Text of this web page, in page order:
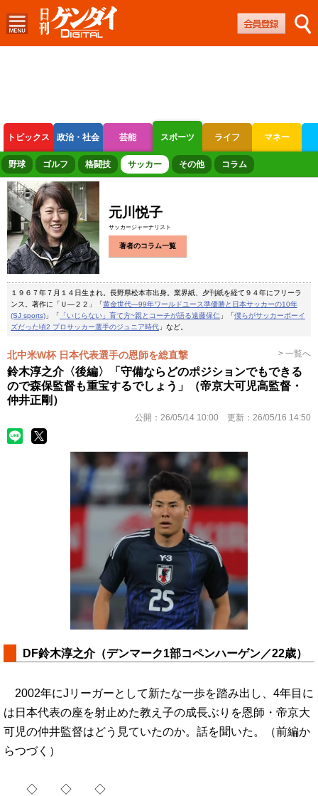
トピックス 政治・社会 芸能 スポーツ ライフ マネー
ボートレース 競輪 オートレース
野球 ゴルフ 格闘技 サッカー その他 コラム
元川悦子
サッカージャーナリスト
著者のコラム一覧
１９６７年７月１４日生まれ。長野県松本市出身。業界紙、夕刊紙を経て９４年にフリーラ
ンス。著作に「Ｕ―２２」「黄金世代―99年ワールドユース準優勝と日本サッカーの10年
(SJ sports) 」「 「いじらない」育て方~親とコーチが語る遠藤保仁 」「僕らがサッカーボーイ
ズだった頃2 プロサッカー選手のジュニア時代 」など。
北中米W杯 日本代表選手の恩師を総直撃 > 一覧へ
鈴木淳之介〈後編〉「守備ならどのポジションでもできる
ので森保監督も重宝するでしょう」（帝京大可児高監督・
仲井正剛）
公開： 26/05/14 10:00 更新： 26/05/16 14:50
DF鈴木淳之介（デンマーク1部コペンハーゲン／22歳）
2002年にJリーガーとして新たな一歩を踏み出し、4年目に
は日本代表の座を射止めた教え子の成長ぶりを恩師・帝京大
可児の仲井監督はどう見ていたのか。話を聞いた。（前編か
らつづく）
◇ ◇ ◇